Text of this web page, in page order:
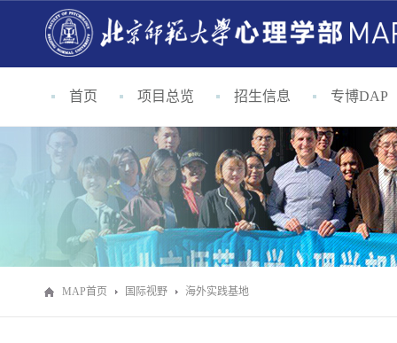
首页 项目总览 招生信息 专博DAP
MAP首页 国际视野 海外实践基地